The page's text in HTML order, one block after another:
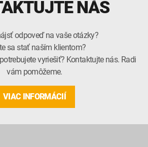
NÁS
odpoveď na vaše otázky?
sa stať naším klientom?
vyriešiť? Kontaktujte nás. Radi
vám pomôžeme.
VIAC INFORMÁCIÍ